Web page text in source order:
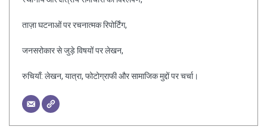
ताज़ा घटनाओं पर रचनात्मक रिपोर्टिंग,
जनसरोकार से जुड़े विषयों पर लेखन,
रुचियाँ: लेखन, यात्रा, फोटोग्राफी और सामाजिक मुद्दों पर चर्चा।